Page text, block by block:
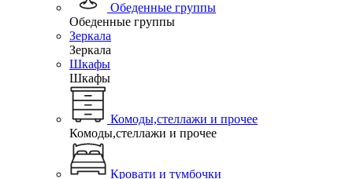
Обеденные группы
Обеденные группы
Зеркала
Зеркала
Шкафы
Шкафы
Комоды,стеллажи и прочее
Комоды,стеллажи и прочее
Кровати и тумбочки